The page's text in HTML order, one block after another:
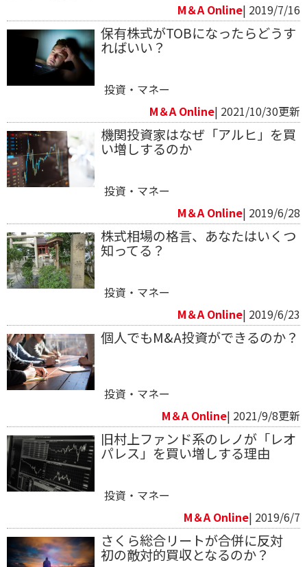
M＆A Online| 2019/7/16
保有株式がTOBになったらどうす
ればいい？
投資・マネー
M＆A Online| 2021/10/30更新
機関投資家はなぜ「アルヒ」を買
い増しするのか
投資・マネー
M＆A Online| 2019/6/28
株式相場の格言、あなたはいくつ
知ってる？
投資・マネー
M＆A Online| 2019/6/23
個人でもM&A投資ができるのか？
投資・マネー
M＆A Online| 2021/9/8更新
旧村上ファンド系のレノが「レオ
パレス」を買い増しする理由
投資・マネー
M＆A Online| 2019/6/7
さくら総合リートが合併に反対
初の敵対的買収となるのか？